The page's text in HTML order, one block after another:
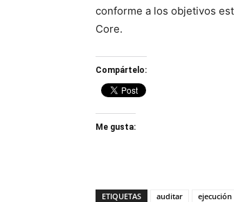
conforme a los objetivos
Core.
Compártelo:
Me gusta:
ETIQUETAS auditar